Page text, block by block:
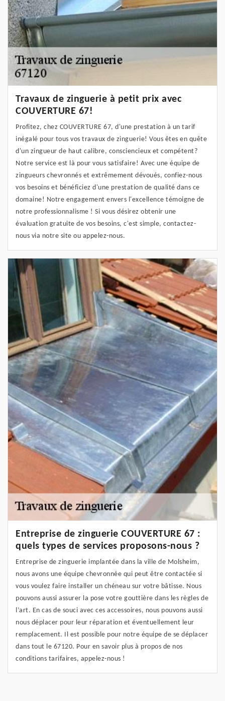
Travaux de zinguerie à petit prix avec
COUVERTURE 67!
Profitez, chez COUVERTURE 67, d'une prestation à un tarif
inégalé pour tous vos travaux de zinguerie! Vous êtes en quête
d'un zingueur de haut calibre, consciencieux et compétent?
Notre service est là pour vous satisfaire! Avec une équipe de
zingueurs chevronnés et extrêmement dévoués, confiez-nous
vos besoins et bénéficiez d'une prestation de qualité dans ce
domaine! Notre engagement envers l'excellence témoigne de
notre professionnalisme ! Si vous désirez obtenir une
évaluation gratuite de vos besoins, c'est simple, contactez-
nous via notre site ou appelez-nous.
Entreprise de zinguerie COUVERTURE 67 :
quels types de services proposons-nous ?
Entreprise de zinguerie implantée dans la ville de Molsheim,
nous avons une équipe chevronnée qui peut être contactée si
vous voulez faire installer un chéneau sur votre bâtisse. Nous
pouvons aussi assurer la pose votre gouttière dans les règles de
l’art. En cas de souci avec ces accessoires, nous pouvons aussi
nous déplacer pour leur réparation et éventuellement leur
remplacement. Il est possible pour notre équipe de se déplacer
dans tout le 67120. Pour en savoir plus à propos de nos
conditions tarifaires, appelez-nous !